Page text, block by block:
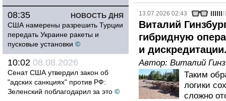
НОВОСТЬ ДНЯ
08:35
США намерены разрешить Турции
передать Украине ракеты и
пусковые установки ©
10:02 08.08.2026
Сенат США утвердил закон об
"адских санкциях" против РФ:
Зеленский поблагодарил за это ©
13.07.2026 02:43
Виталий
гибридную
и
Автор: Виталий
Таким
логики
сложно